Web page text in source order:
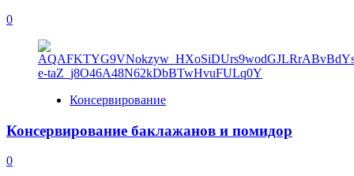
0
Консервирование
Консервирование баклажанов и помидор
0